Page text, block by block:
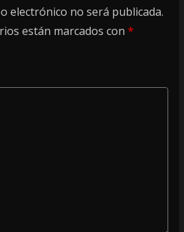
electrónico no será publicada.
están marcados con *